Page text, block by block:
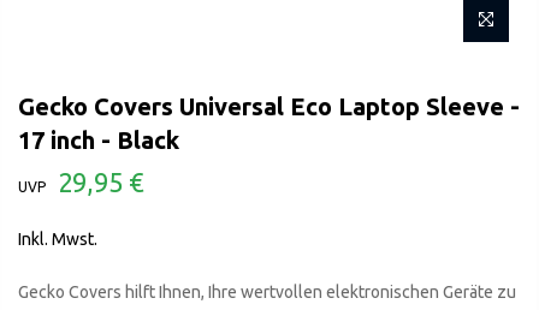
Gecko Covers Universal Eco Laptop Sleeve -
17 inch - Black
29,95 €
Inkl. Mwst.
Gecko Covers hilft Ihnen, Ihre wertvollen elektronischen Geräte zu